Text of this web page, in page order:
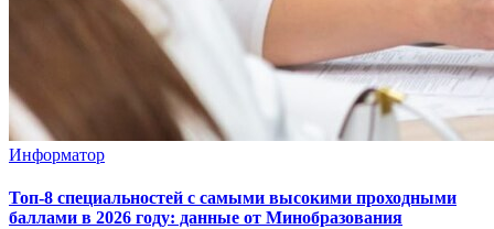
Информатор
Топ-8 специальностей с самыми высокими проходными
баллами в 2026 году: данные от Минобразования